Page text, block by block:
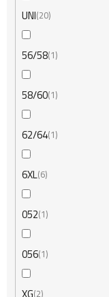
UNI 20
56/58 1
58/60 1
62/64 1
6XL 6
052 1
056 1
2